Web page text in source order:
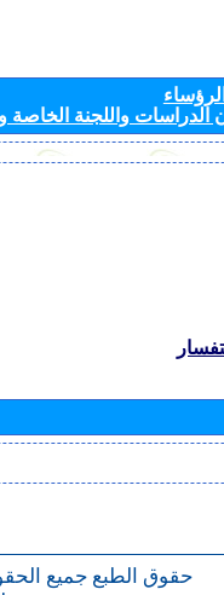
الدراسات واللجنة
حقوق الطبع جميع